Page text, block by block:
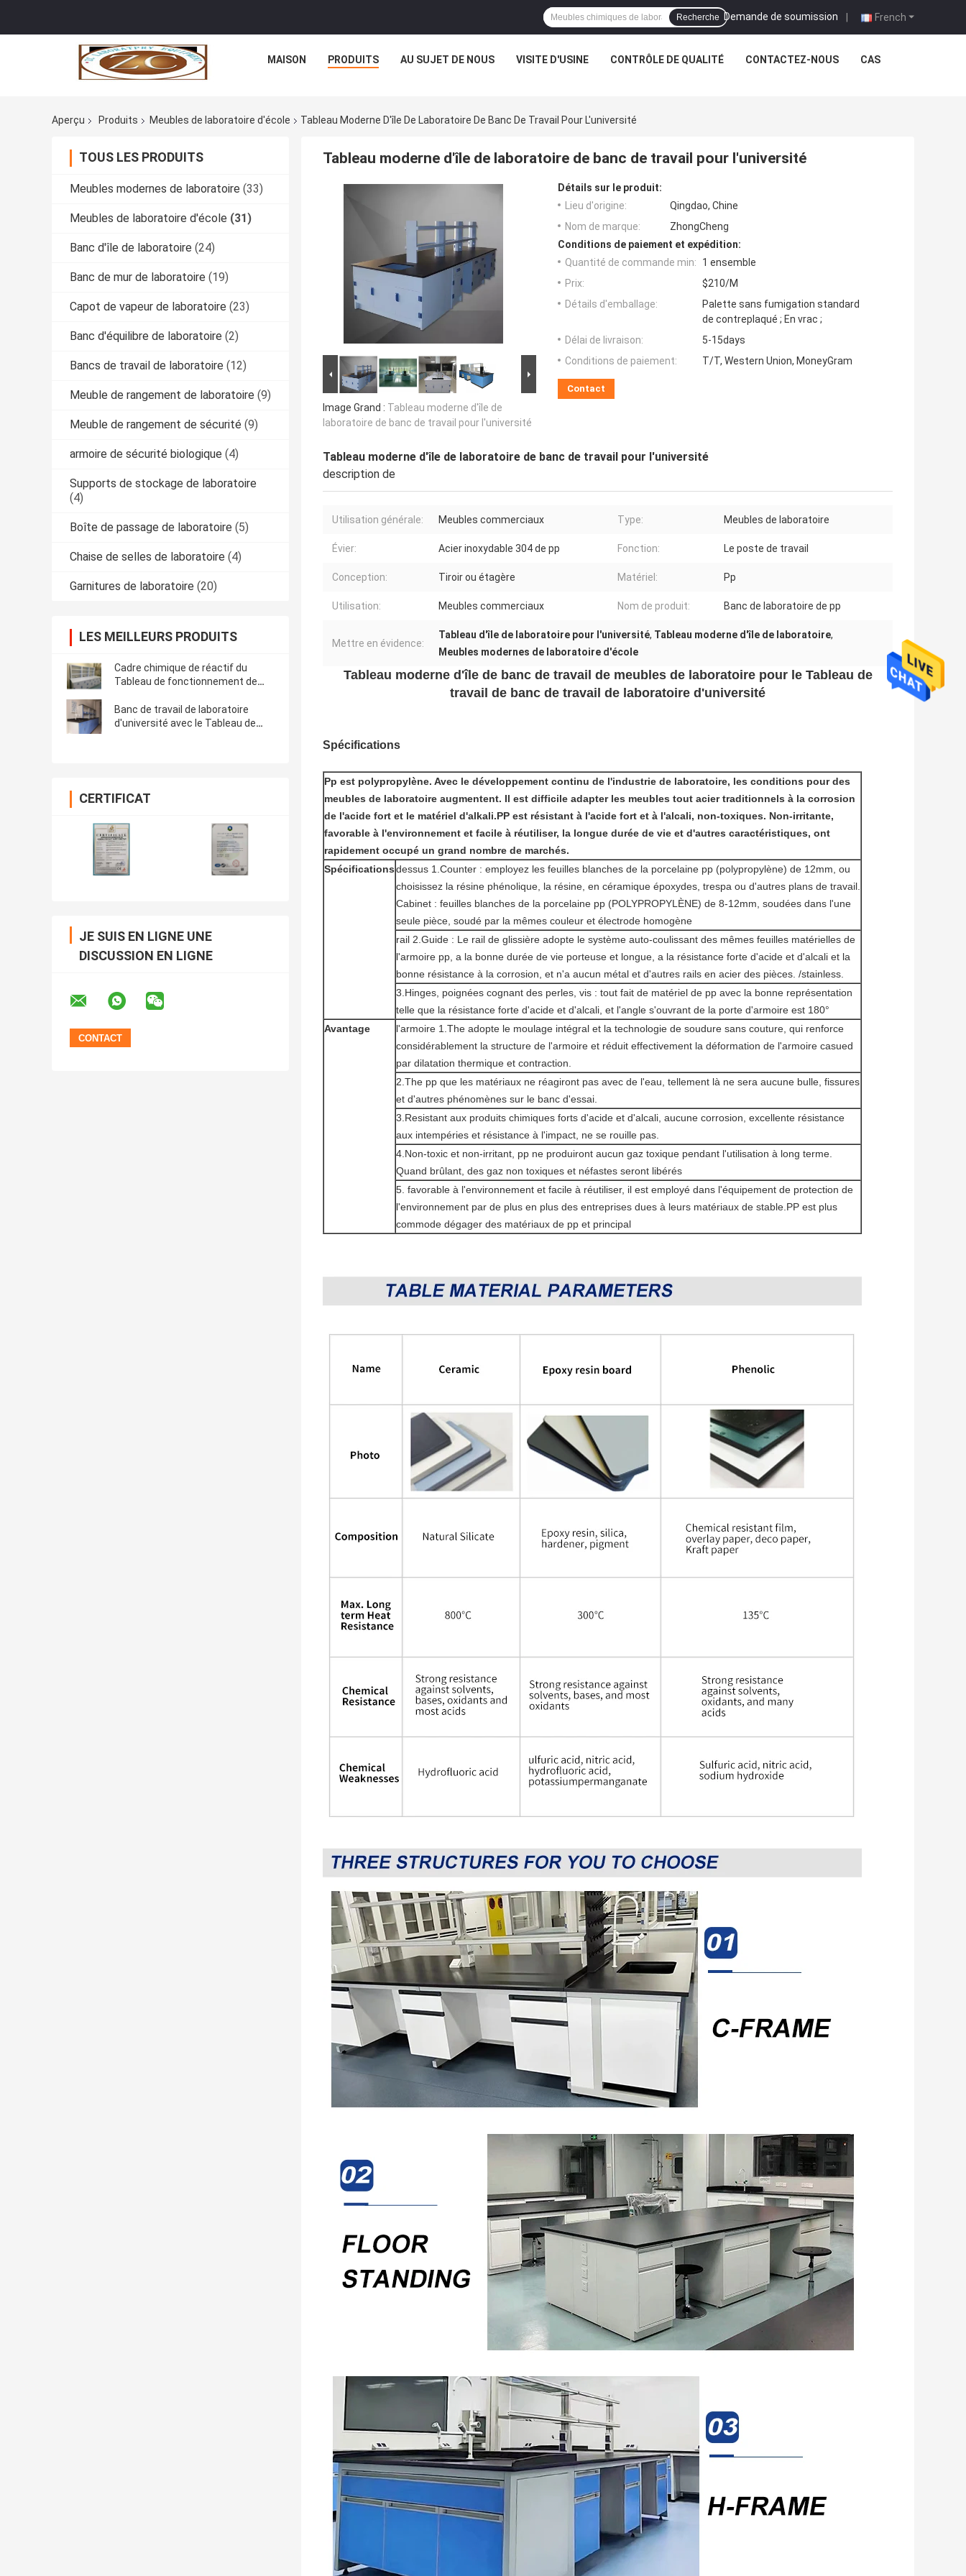
French
Demande de soumission |
Recherche
MAISON PRODUITS AU SUJET DE NOUS VISITE D'USINE CONTRÔLE DE QUALITÉ CONTACTEZ-NOUS CAS
Aperçu Produits Meubles de laboratoire d'école Tableau Moderne D'île De Laboratoire De Banc De Travail Pour L'université
TOUS LES PRODUITS
Meubles modernes de laboratoire (33)
Meubles de laboratoire d'école (31)
Banc d'île de laboratoire (24)
Banc de mur de laboratoire (19)
Capot de vapeur de laboratoire (23)
Banc d'équilibre de laboratoire (2)
Bancs de travail de laboratoire (12)
Meuble de rangement de laboratoire (9)
Meuble de rangement de sécurité (9)
armoire de sécurité biologique (4)
Supports de stockage de laboratoire
(4)
Boîte de passage de laboratoire (5)
Chaise de selles de laboratoire (4)
Garnitures de laboratoire (20)
LES MEILLEURS PRODUITS
Cadre chimique de réactif du
Tableau de fonctionnement de
Banc de travail de laboratoire
d'université avec le Tableau de
CERTIFICAT
JE SUIS EN LIGNE UNE
DISCUSSION EN LIGNE
Tableau moderne d'île de laboratoire de banc de travail pour l'université
Image Grand : Tableau moderne d'île de
laboratoire de banc de travail pour l'université
Détails sur le produit:
Lieu d'origine:
Qingdao, Chine
Nom de marque:
ZhongCheng
Conditions de paiement et expédition:
Quantité de commande min:
1 ensemble
Prix:
$210/M
Détails d'emballage:
Palette sans fumigation standard
de contreplaqué ; En vrac ;
Délai de livraison:
5-15days
Conditions de paiement:
T/T, Western Union, MoneyGram
Contact
Tableau moderne d'île de laboratoire de banc de travail pour l'université
description de
Utilisation générale: Meubles commerciaux Type: Meubles de laboratoire
Évier: Acier inoxydable 304 de pp Fonction: Le poste de travail
Conception: Tiroir ou étagère Matériel: Pp
Utilisation: Meubles commerciaux Nom de produit: Banc de laboratoire de pp
Mettre en évidence:
Tableau d'île de laboratoire pour l'université, Tableau moderne d'île de laboratoire,
Meubles modernes de laboratoire d'école
Tableau moderne d'île de banc de travail de meubles de laboratoire pour le Tableau de
travail de banc de travail de laboratoire d'université
Spécifications
Pp est polypropylène. Avec le développement continu de l'industrie de laboratoire, les conditions pour des
meubles de laboratoire augmentent. Il est difficile adapter les meubles tout acier traditionnels à la corrosion
de l'acide fort et le matériel d'alkali.PP est résistant à l'acide fort et à l'alcali, non-toxiques. Non-irritante,
favorable à l'environnement et facile à réutiliser, la longue durée de vie et d'autres caractéristiques, ont
rapidement occupé un grand nombre de marchés.
Spécificationsdessus 1.Counter : employez les feuilles blanches de la porcelaine pp (polypropylène) de 12mm, ou
choisissez la résine phénolique, la résine, en céramique époxydes, trespa ou d'autres plans de travail.
Cabinet : feuilles blanches de la porcelaine pp (POLYPROPYLÈNE) de 8-12mm, soudées dans l'une
seule pièce, soudé par la mêmes couleur et électrode homogène
rail 2.Guide : Le rail de glissière adopte le système auto-coulissant des mêmes feuilles matérielles de
l'armoire pp, a la bonne durée de vie porteuse et longue, a la résistance forte d'acide et d'alcali et la
bonne résistance à la corrosion, et n'a aucun métal et d'autres rails en acier des pièces. /stainless.
3.Hinges, poignées cognant des perles, vis : tout fait de matériel de pp avec la bonne représentation
telle que la résistance forte d'acide et d'alcali, et l'angle s'ouvrant de la porte d'armoire est 180°
Avantage
l'armoire 1.The adopte le moulage intégral et la technologie de soudure sans couture, qui renforce
considérablement la structure de l'armoire et réduit effectivement la déformation de l'armoire casued
par dilatation thermique et contraction.
2.The pp que les matériaux ne réagiront pas avec de l'eau, tellement là ne sera aucune bulle, fissures
et d'autres phénomènes sur le banc d'essai.
3.Resistant aux produits chimiques forts d'acide et d'alcali, aucune corrosion, excellente résistance
aux intempéries et résistance à l'impact, ne se rouille pas.
4.Non-toxic et non-irritant, pp ne produiront aucun gaz toxique pendant l'utilisation à long terme.
Quand brûlant, des gaz non toxiques et néfastes seront libérés
5. favorable à l'environnement et facile à réutiliser, il est employé dans l'équipement de protection de
l'environnement par de plus en plus des entreprises dues à leurs matériaux de stable.PP est plus
commode dégager des matériaux de pp et principal